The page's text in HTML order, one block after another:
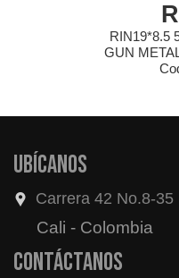
RIN19*8.5
GUN
Ubícanos
Carrera 42 No.8-35
Cali - Colombia
Contáctanos